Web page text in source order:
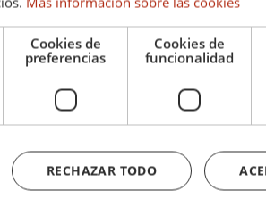
adosadas disponibles en
complejo situado a un
y del Club de Piscina y Tenis, ?
La vivienda dispone en planta
Baños:
3
Cookies de
preferencias
Cookies de
funcionalidad
RECHAZAR TODO